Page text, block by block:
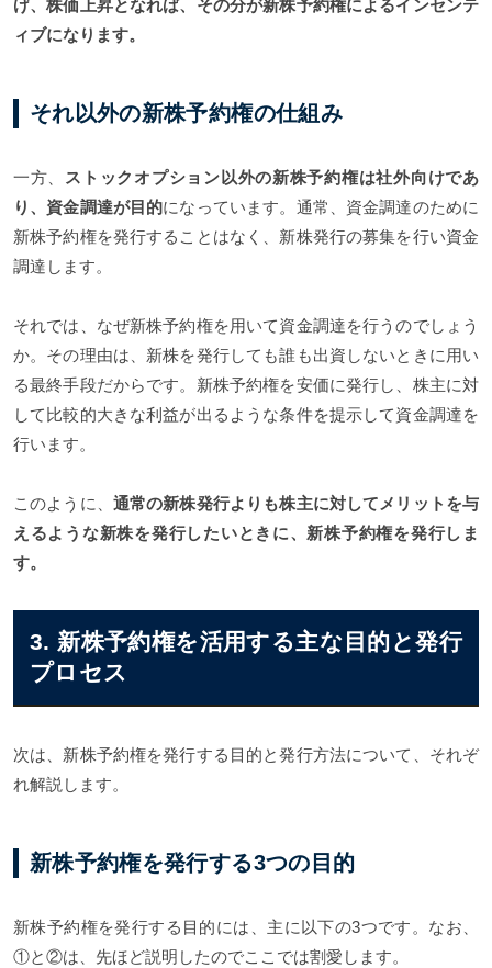
げ、株価上昇となれば、その分が新株予約権によるインセンテ
ィブになります。
それ以外の新株予約権の仕組み
一方、
ストックオプション以外の新株予約権は社外向けであ
り、資金調達が目的になっています。通常、資金調達のために
新株予約権を発行することはなく、新株発行の募集を行い資金
調達します。
それでは、なぜ新株予約権を用いて資金調達を行うのでしょう
か。その理由は、新株を発行しても誰も出資しないときに用い
る最終手段だからです。新株予約権を安価に発行し、株主に対
して比較的大きな利益が出るような条件を提示して資金調達を
行います。
このように、 通常の新株発行よりも株主に対してメリットを与
えるような新株を発行したいときに、新株予約権を発行しま
す。
3. 新株予約権を活用する主な目的と発行
プロセス
次は、新株予約権を発行する目的と発行方法について、それぞ
れ解説します。
新株予約権を発行する3つの目的
新株予約権を発行する目的には、主に以下の3つです。なお、
①と②は、先ほど説明したのでここでは割愛します。